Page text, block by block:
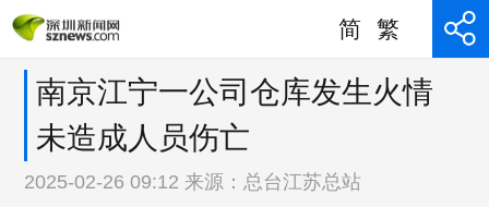
简 繁
南京江宁一公司仓库发生火情
未造成人员伤亡
2025-02-26 09:12 来源： 总台江苏总站